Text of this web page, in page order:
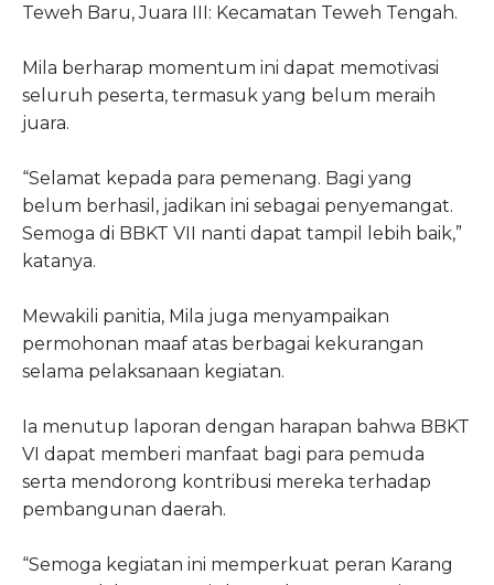
Teweh Baru, Juara III: Kecamatan Teweh Tengah.
Mila berharap momentum ini dapat memotivasi
seluruh peserta, termasuk yang belum meraih
juara.
“Selamat kepada para pemenang. Bagi yang
belum berhasil, jadikan ini sebagai penyemangat.
Semoga di BBKT VII nanti dapat tampil lebih baik,”
katanya.
Mewakili panitia, Mila juga menyampaikan
permohonan maaf atas berbagai kekurangan
selama pelaksanaan kegiatan.
Ia menutup laporan dengan harapan bahwa BBKT
VI dapat memberi manfaat bagi para pemuda
serta mendorong kontribusi mereka terhadap
pembangunan daerah.
“Semoga kegiatan ini memperkuat peran Karang